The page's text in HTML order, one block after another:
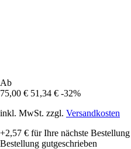
Ab
75,00 € 51,34 € -32%
inkl. MwSt. zzgl. Versandkosten
+2,57 € für Ihre nächste
Bestellung gutgeschrieben